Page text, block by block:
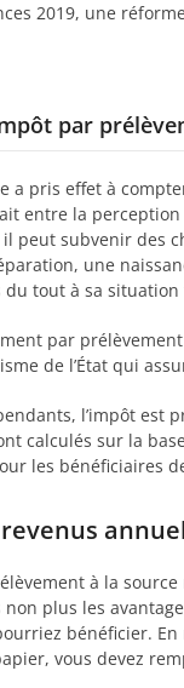
2019, une
par
a pris effet à
entre la
peut subvenir des
une
tout à sa situation
par
de l’État qui
l’impôt est
calculés sur la
les bénéficiaires
à la
plus les
bénéficier.
vous devez